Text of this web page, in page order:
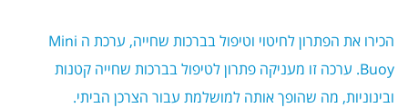
הכירו את הפתרון לחיטוי וטיפול בברכות שחייה, ערכת ה Mini
Buoy. ערכה זו מעניקה פתרון לטיפול בברכות שחייה קטנות
ובינוניות, מה שהופך אותה למושלמת עבור הצרכן הביתי.